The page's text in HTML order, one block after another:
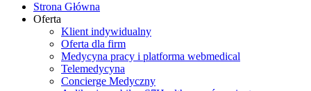
Strona Główna
Oferta
Klient indywidualny
Oferta dla firm
Medycyna pracy i platforma webmedical
Telemedycyna
Concierge Medyczny